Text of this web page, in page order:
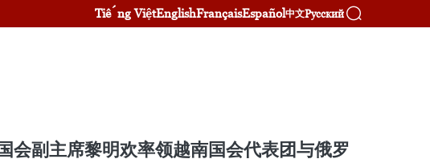
Tiếng ViệtEnglishFrançaisEspañol中文Русский
会副主席黎明欢率领越南国会代表团与俄罗